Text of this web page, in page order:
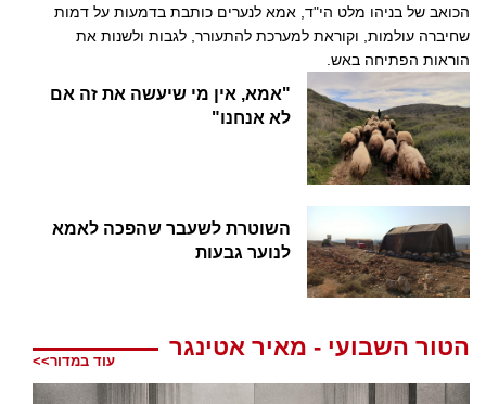
הכואב של בניהו מלט הי"ד, אמא לנערים כותבת בדמעות על דמות
שחיברה עולמות, וקוראת למערכת להתעורר, לגבות ולשנות את
הוראות הפתיחה באש.
"אמא, אין מי שיעשה את זה אם
לא אנחנו"
השוטרת לשעבר שהפכה לאמא
לנוער גבעות
הטור השבועי - מאיר אטינגר
עוד במדור>>